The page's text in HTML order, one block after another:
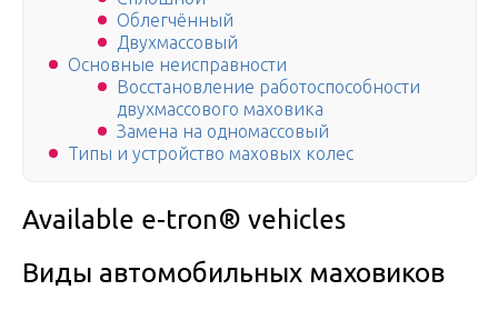
Облегчённый
Двухмассовый
Основные неисправности
Восстановление работоспособности
двухмассового маховика
Замена на одномассовый
Типы и устройство маховых колес
Available e-tron® vehicles
Виды автомобильных маховиков